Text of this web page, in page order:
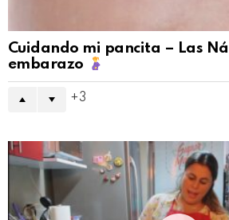
Cuidando mi pancita – Las
embarazo
3